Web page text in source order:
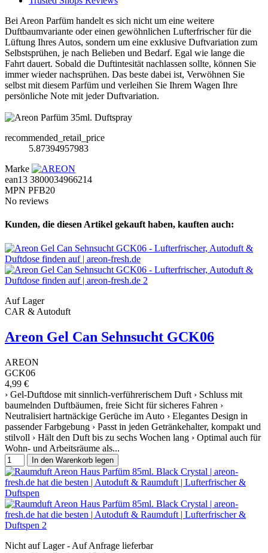
Bei Areon Parfüm handelt es sich nicht um eine weitere
Duftbaumvariante oder einen gewöhnlichen Lufterfrischer für die
Lüftung Ihres Autos, sondern um eine exklusive Duftvariation zum
Selbstsprühen, je nach Belieben und Bedarf. Egal wie lange die
Fahrt dauert. Sobald die Duftintesität nachlassen sollte, können Sie
immer wieder nachsprühen. Das beste dabei ist, Verwöhnen Sie
selbst mit diesem Parfüm und verleihen Sie Ihrem Wagen Ihre
persönliche Note mit jeder Duftvariation.
recommended_retail_price
5.87394957983
Marke
ean13 3800034966214
MPN PFB20
No reviews
Kunden, die diesen Artikel gekauft haben, kauften auch:
Auf Lager
CAR & Autoduft
Areon Gel Can Sehnsucht GCK06
AREON
GCK06
4,99 €
› Gel-Duftdose mit sinnlich-verführerischem Duft › Schluss mit
baumelnden Duftbäumen, freie Sicht für sicheres Fahren ›
Neutralisiert hartnäckige Gerüche im Auto › Elegantes Design in
passender Farbgebung › Passt in jeden Getränkehalter, kompakt und
stilvoll › Hält den Duft bis zu sechs Wochen lang › Optimal auch für
Wohn- und Arbeitsräume als...
In den Warenkorb legen
Nicht auf Lager - Auf Anfrage lieferbar